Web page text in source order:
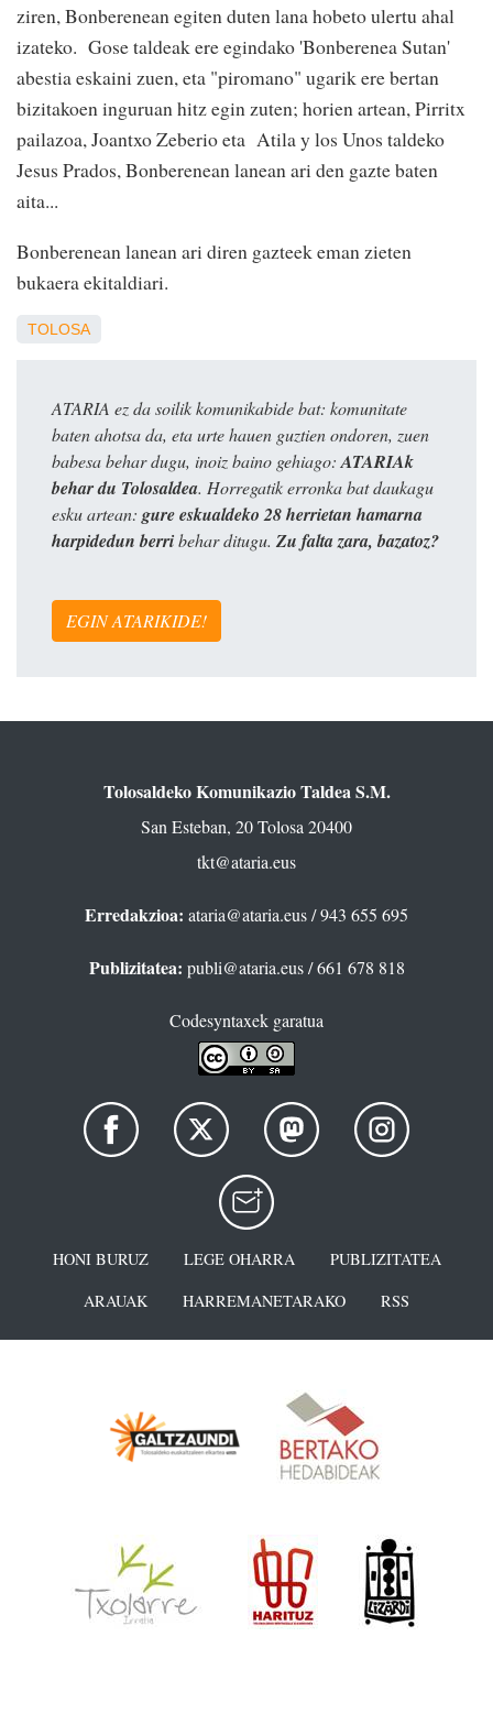
ziren, Bonberenean egiten duten lana hobeto ulertu ahal
izateko. Gose taldeak ere egindako 'Bonberenea Sutan'
abestia eskaini zuen, eta "piromano" ugarik ere bertan
bizitakoen inguruan hitz egin zuten; horien artean, Pirritx
pailazoa, Joantxo Zeberio eta Atila y los Unos taldeko
Jesus Prados, Bonberenean lanean ari den gazte baten
aita...
Bonberenean lanean ari diren gazteek eman zieten
bukaera ekitaldiari.
TOLOSA
ATARIA ez da soilik komunikabide bat: komunitate
baten ahotsa da, eta urte hauen guztien ondoren, zuen
babesa behar dugu, inoiz baino gehiago: ATARIAk
behar du Tolosaldea. Horregatik erronka bat daukagu
esku artean: gure eskualdeko 28 herrietan hamarna
harpidedun berribehar ditugu. Zu falta zara, bazatoz?
EGIN ATARIKIDE!
Tolosaldeko Komunikazio Taldea S.M.
San Esteban, 20 Tolosa 20400
tkt@ataria.eus
Erredakzioa: ataria@ataria.eus/ 943 655 695
Publizitatea: publi@ataria.eus/ 661 678 818
Codesyntaxek garatua
HONI BURUZ LEGE OHARRA
PUBLIZITATEA
ARAUAK
HARREMANETARAKO RSS